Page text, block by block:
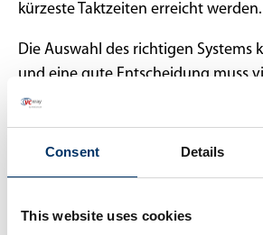
Consent Details
This website uses cookies
kürzeste Taktzeiten erreicht werden.
Die Auswahl des richtigen Systems
und eine gute Entscheidung muss
Größe, Geschwindigkeit, Kosten
Kontaktieren Sie unsere
weitere Beratung.